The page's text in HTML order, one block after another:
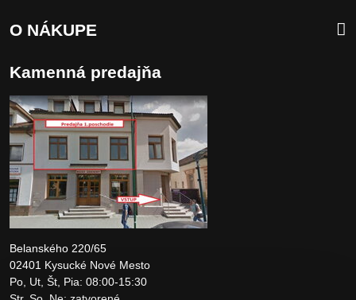
O NÁKUPE
Kamenná predajňa
Belanského 220/65
02401 Kysucké Nové Mesto
Po, Ut, Št, Pia: 08:00-15:30